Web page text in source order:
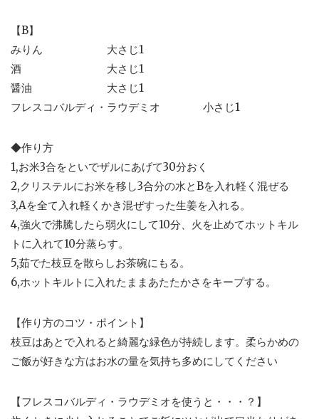
【B】
みりん 大さじ1
酒 大さじ1
醤油 大さじ1
フレスコバルディ・ラウデミオ 小さじ1
◆作り方
1,お米3合をといでザルにあげて30分おく
2,クリステルにお米を移し3合分の水とBを入れ軽く混ぜる
3,Aを全て入れ軽くかき混ぜすった生姜を入れる。
4,強火で沸騰したら弱火にして10分、火を止めてホットキル
トに入れて10分蒸らす。
5,茹でた枝豆を散らしお茶碗にもる。
6,ホットキルトに入れたままあたたかさをキープする。
【作り方のコツ・ポイント】
枝豆はあとで入れると綺麗な緑色が持続します。柔らかめの
ご飯が好きな方はお水の量を気持ち多めにしてください
【フレスコバルディ・ラウデミオを使うと・・・？】